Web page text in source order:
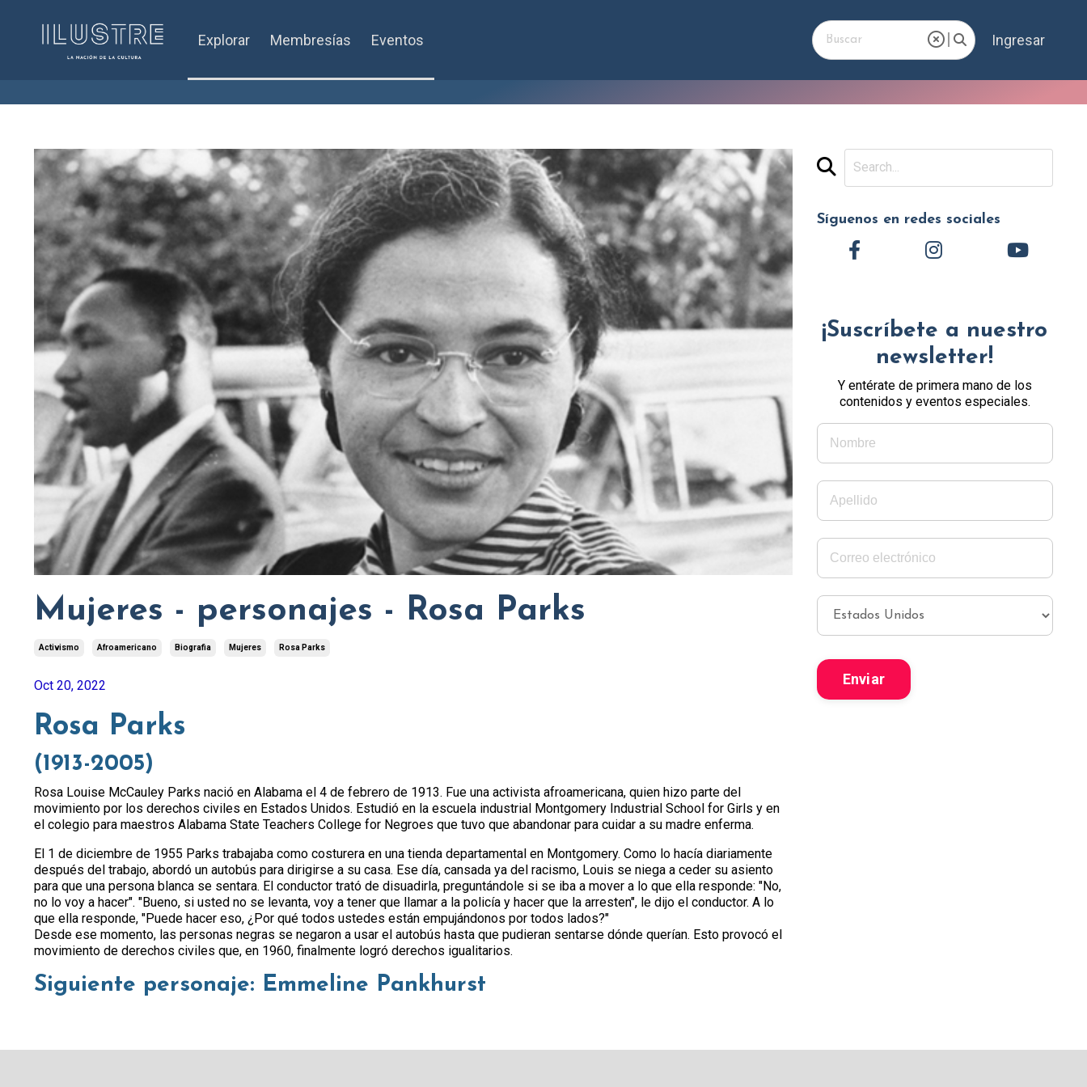
Explorar Membresías Eventos Ingresar
Mujeres - personajes - Rosa Parks
Activismo Afroamericano Biografia Mujeres Rosa Parks
Oct 20, 2022
Rosa Parks
(1913-2005)
Rosa Louise McCauley Parks nació en Alabama el 4 de febrero de 1913. Fue una activista afroamericana, quien hizo parte del
movimiento por los derechos civiles en Estados Unidos. Estudió en la escuela industrial Montgomery Industrial School for Girls y en
el colegio para maestros Alabama State Teachers College for Negroes que tuvo que abandonar para cuidar a su madre enferma.
El 1 de diciembre de 1955 Parks trabajaba como costurera en una tienda departamental en Montgomery. Como lo hacía diariamente
después del trabajo, abordó un autobús para dirigirse a su casa. Ese día, cansada ya del racismo, Louis se niega a ceder su asiento
para que una persona blanca se sentara. El conductor trató de disuadirla, preguntándole si se iba a mover a lo que ella responde: "No,
no lo voy a hacer". "Bueno, si usted no se levanta, voy a tener que llamar a la policía y hacer que la arresten", le dijo el conductor. A lo
que ella responde, "Puede hacer eso, ¿Por qué todos ustedes están empujándonos por todos lados?"
Desde ese momento, las personas negras se negaron a usar el autobús hasta que pudieran sentarse dónde querían. Esto provocó el
movimiento de derechos civiles que, en 1960, finalmente logró derechos igualitarios.
Siguiente personaje: Emmeline Pankhurst
Síguenos en redes sociales
¡Suscríbete a nuestro
newsletter!
Y entérate de primera mano de los
contenidos y eventos especiales.
Enviar